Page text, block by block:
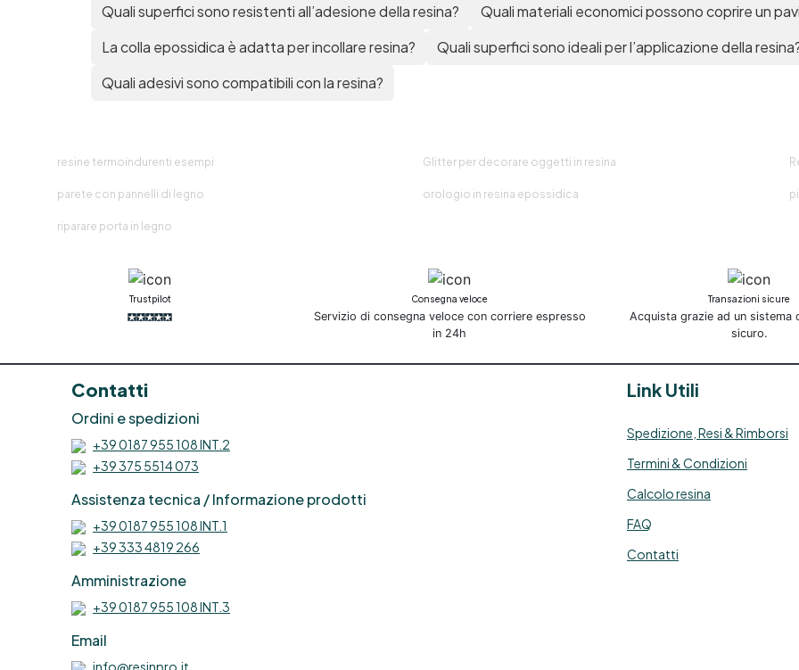
Quali superfici sono resistenti all’adesione della resina?
Quali materiali economici possono coprire un
La colla epossidica è adatta per incollare resina?
Quali superfici sono ideali per l’applicazione della
Quali adesivi sono compatibili con la resina?
resine termoindurenti esempi Glitter per decorare oggetti in resina
parete con pannelli di legno orologio in resina epossidica
riparare porta in legno
Trustpilot Consegna veloce
Servizio di consegna veloce con corriere espresso
in 24h
Transazioni sicure
Acquista grazie ad un sistema
sicuro.
Contatti
Ordini e spedizioni
+39 0187 955 108 INT.2
+39 375 5514 073
Assistenza tecnica / Informazione prodotti
+39 0187 955 108 INT.1
+39 333 4819 266
Amministrazione
+39 0187 955 108 INT.3
Email
info@resinpro.it
Link Utili
Spedizione, Resi & Rimborsi
Termini & Condizioni
Calcolo resina
FAQ
Contatti